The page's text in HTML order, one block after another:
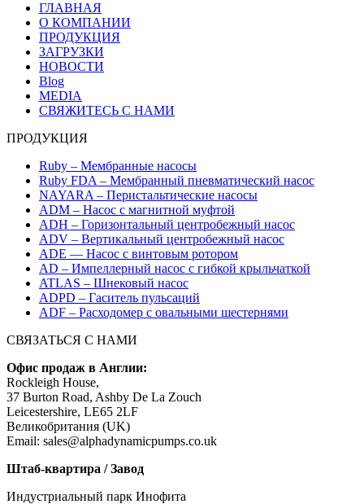
ГЛАВНАЯ
О КОМПАНИИ
ПРОДУКЦИЯ
ЗАГРУЗКИ
НОВОСТИ
Blog
MEDIA
СВЯЖИТЕСЬ С НАМИ
ПРОДУКЦИЯ
Ruby – Мембранные насосы
Ruby FDA – Мембранный пневматический насос
NAYARA – Перистальтические насосы
ADM – Насос с магнитной муфтой
ADH – Горизонтальный центробежный насос
ADV – Вертикальный центробежный насос
ADE — Насос с винтовым ротором
AD – Импеллерный насос с гибкой крыльчаткой
ATLAS – Шнековый насос
ADPD – Гаситель пульсаций
ADF – Расходомер с овальными шестернями
СВЯЗАТЬСЯ С НАМИ
Офис продаж в Англии:
Rockleigh House,
37 Burton Road, Ashby De La Zouch
Leicestershire, LE65 2LF
Великобритания (UK)
Email: sales@alphadynamicpumps.co.uk
Штаб-квартира / Завод
Индустриальный парк Инофита